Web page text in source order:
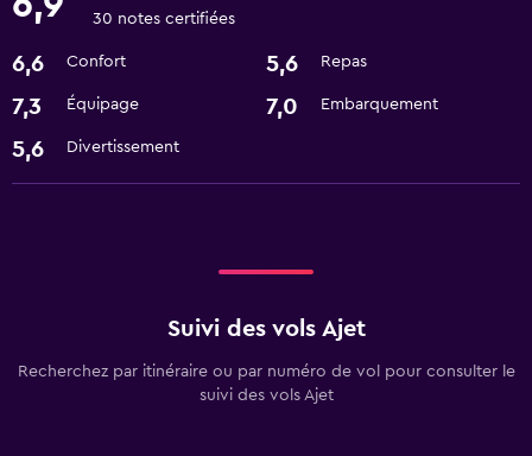
30 notes certifiées
6,6 Confort 5,6 Repas
7,3 Équipage 7,0 Embarquement
5,6 Divertissement
Suivi des vols Ajet
Recherchez par itinéraire ou par numéro de vol pour consulter le
suivi des vols Ajet